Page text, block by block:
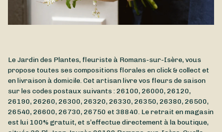
Le Jardin des Plantes, fleuriste à Romans-sur-Isère, vous
propose toutes ses compositions florales en click & collect et
en livraison à domicile. Cet artisan livre vos fleurs de saison
sur les codes postaux suivants : 26100, 26000, 26120,
26190, 26260, 26300, 26320, 26330, 26350, 26380, 26500,
26540, 26600, 26730, 26750 et 38840. Le retrait en magasin
est lui 100% gratuit, et s’effectue directement à la boutique,